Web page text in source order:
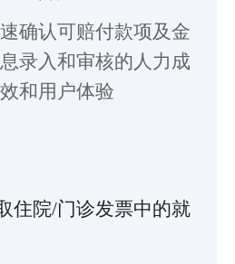
确认可赔付款项及金
录入和审核的人力成
和用户体验
住院/门诊发票中的就